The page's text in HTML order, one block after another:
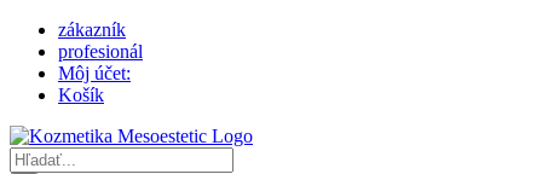
Skip
content
zákazník
profesionál
Môj účet:
Košík
Hľadať: